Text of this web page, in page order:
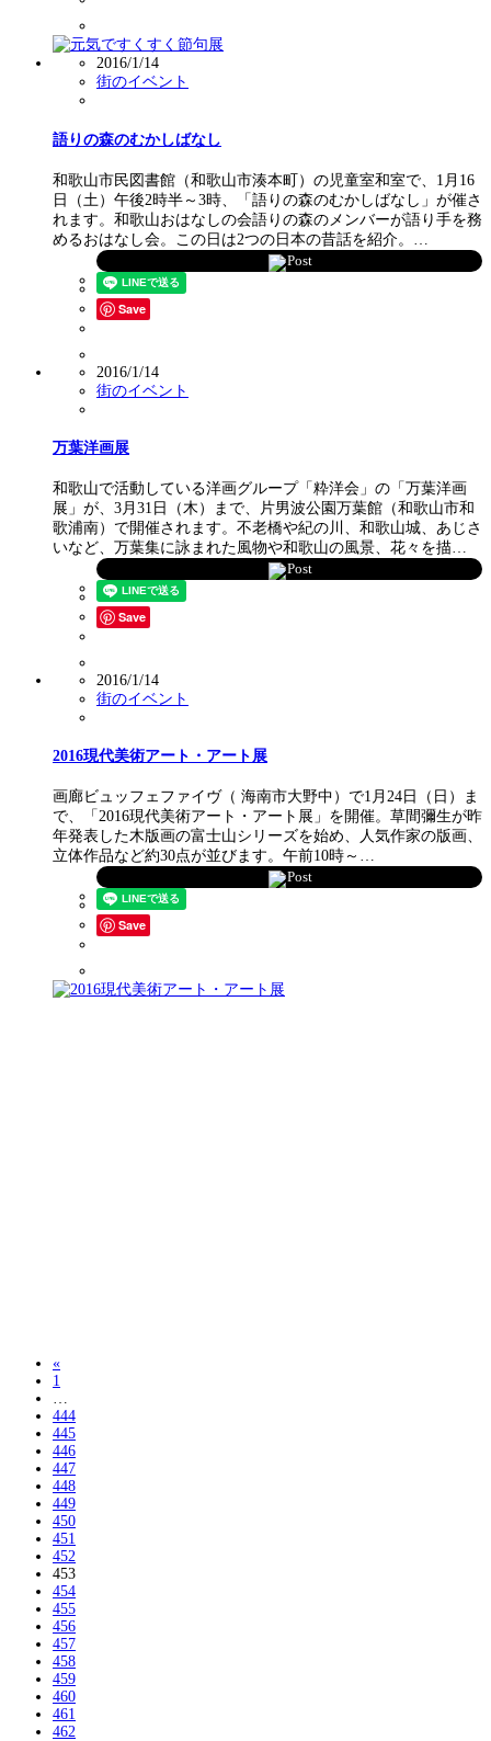
2016/1/14
街のイベント
語りの森のむかしばなし
和歌山市民図書館（和歌山市湊本町）の児童室和室で、1月16
日（土）午後2時半～3時、「語りの森のむかしばなし」が催さ
れます。和歌山おはなしの会語りの森のメンバーが語り手を務
めるおはなし会。この日は2つの日本の昔話を紹介。…
Post
Save
2016/1/14
街のイベント
万葉洋画展
和歌山で活動している洋画グループ「粋洋会」の「万葉洋画
展」が、3月31日（木）まで、片男波公園万葉館（和歌山市和
歌浦南）で開催されます。不老橋や紀の川、和歌山城、あじさ
いなど、万葉集に詠まれた風物や和歌山の風景、花々を描…
Post
Save
2016/1/14
街のイベント
2016現代美術アート・アート展
画廊ビュッフェファイヴ（ 海南市大野中）で1月24日（日）ま
で、「2016現代美術アート・アート展」を開催。草間彌生が昨
年発表した木版画の富士山シリーズを始め、人気作家の版画、
立体作品など約30点が並びます。午前10時～…
Post
Save
«
1
444
445
446
447
448
449
450
451
452
453
454
455
456
457
458
459
460
461
462